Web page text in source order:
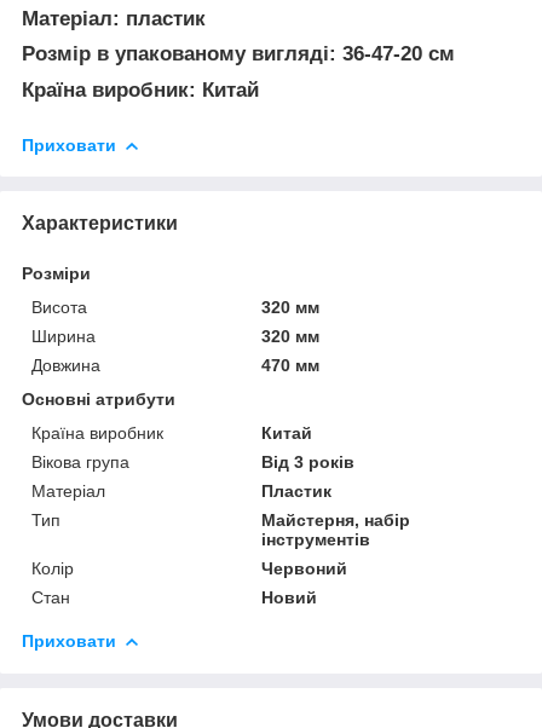
Матеріал: пластик
Розмір в упакованому вигляді: 36-47-20 см
Країна виробник: Китай
Приховати
Характеристики
Розміри
Висота
320 мм
Ширина
320 мм
Довжина
470 мм
Основні атрибути
Країна виробник
Китай
Вікова група
Від 3 років
Матеріал
Пластик
Тип
Майстерня, набір
інструментів
Колір
Червоний
Стан
Новий
Приховати
Умови доставки